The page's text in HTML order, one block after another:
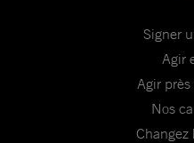
Signer
Agir
Agir
Nos
Changez